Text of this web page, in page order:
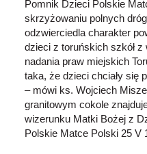
Pomnik Dzieci Polskie
skrzyżowaniu polnych
odzwierciedla charakter
dzieci z toruńskich szkół z
nadania praw miejskich
taka, że dzieci chciały się
– mówi ks. Wojciech
granitowym cokole
wizerunku Matki Bożej z
Polskie Matce Polski 25 V